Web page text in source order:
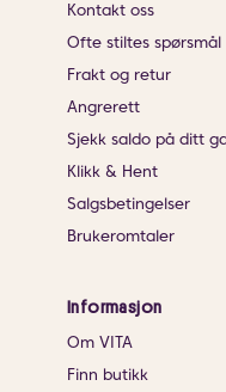
Kontakt oss
Ofte stiltes spørsmål
Frakt og retur
Angrerett
Sjekk saldo på ditt
Klikk & Hent
Salgsbetingelser
Brukeromtaler
Informasjon
Om VITA
Finn butikk